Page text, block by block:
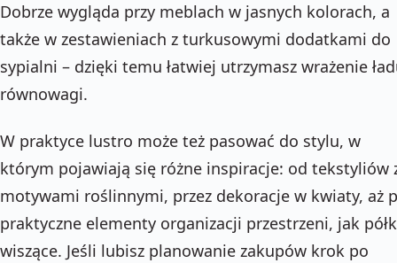
Dobrze wygląda przy meblach w jasnych kolorach, a
także w zestawieniach z turkusowymi dodatkami do
sypialni – dzięki temu łatwiej utrzymasz wrażenie
równowagi.
W praktyce lustro może też pasować do stylu, w
którym pojawiają się różne inspiracje: od tekstyliów
motywami roślinnymi, przez dekoracje w kwiaty, aż
praktyczne elementy organizacji przestrzeni, jak
wiszące. Jeśli lubisz planowanie zakupów krok po